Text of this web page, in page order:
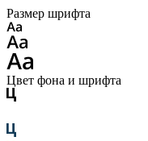
Размер шрифта
Цвет фона и шрифта